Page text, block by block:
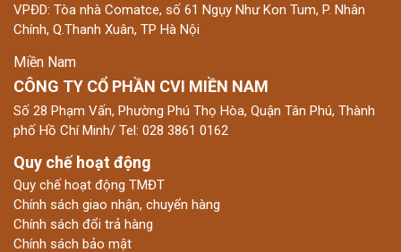
VPĐD: Tòa nhà Comatce, số 61 Ngụy Như Kon Tum, P. Nhân
Chính, Q.Thanh Xuân, TP Hà Nội
Miền Nam
CÔNG TY CỔ PHẦN CVI MIỀN NAM
Số 28 Phạm Vấn, Phường Phú Thọ Hòa, Quận Tân Phú, Thành
phố Hồ Chí Minh/ Tel: 028 3861 0162
Quy chế hoạt động
Quy chế hoạt động TMĐT
Chính sách giao nhận, chuyển hàng
Chính sách đổi trả hàng
Chính sách bảo mật